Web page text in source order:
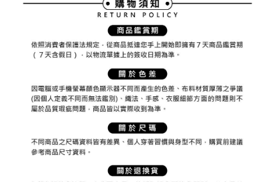
任。
４．使用「AFTEE先享後付」時，將依據個別帳號之用戶狀況，依本公司即
時審查核予不同之上限額度；若仍有額度不足之情形，本公司將視審查結果
５．嚴禁一人註冊多個帳號或使用他人資訊註冊。若發現惡意使用之情形，
恩沛科技股份有限公司將有權停止該用戶之使用額度並採取法律行動。
免運費
免運費